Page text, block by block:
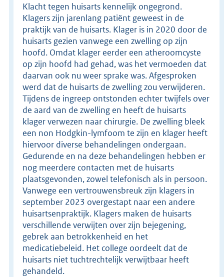
Klacht tegen huisarts kennelijk ongegrond.
Klagers zijn jarenlang patiënt geweest in de
praktijk van de huisarts. Klager is in 2020 door de
huisarts gezien vanwege een zwelling op zijn
hoofd. Omdat klager eerder een atheroomcyste
op zijn hoofd had gehad, was het vermoeden dat
daarvan ook nu weer sprake was. Afgesproken
werd dat de huisarts de zwelling zou verwijderen.
Tijdens de ingreep ontstonden echter twijfels over
de aard van de zwelling en heeft de huisarts
klager verwezen naar chirurgie. De zwelling bleek
een non Hodgkin-lymfoom te zijn en klager heeft
hiervoor diverse behandelingen ondergaan.
Gedurende en na deze behandelingen hebben er
nog meerdere contacten met de huisarts
plaatsgevonden, zowel telefonisch als in persoon.
Vanwege een vertrouwensbreuk zijn klagers in
september 2023 overgestapt naar een andere
huisartsenpraktijk. Klagers maken de huisarts
verschillende verwijten over zijn bejegening,
gebrek aan betrokkenheid en het
medicatiebeleid. Het college oordeelt dat de
huisarts niet tuchtrechtelijk verwijtbaar heeft
gehandeld.